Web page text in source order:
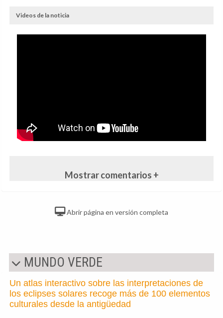
Videos de la noticia
Mostrar comentarios +
Abrir página en versión completa
MUNDO VERDE
Un atlas interactivo sobre las interpretaciones de
los eclipses solares recoge más de 100 elementos
culturales desde la antigüedad